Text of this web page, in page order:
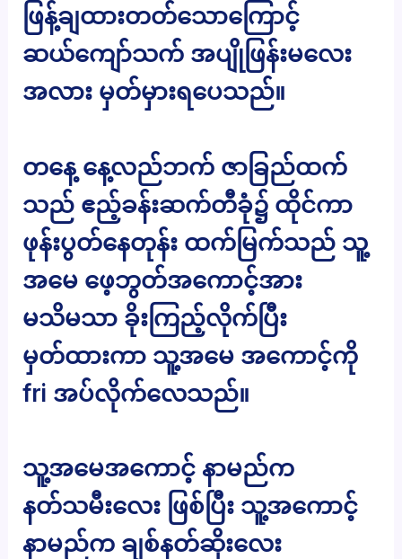
ဖြန့်ချထားတတ်သောကြောင့်
ဆယ်ကျော်သက် အပျိုဖြန်းမလေး
အလား မှတ်မှားရပေသည်။
တနေ့ နေ့လည်ဘက် ဇာခြည်ထက်
သည် ဧည့်ခန်းဆက်တီခုံ၌ ထိုင်ကာ
ဖုန်းပွတ်နေတုန်း ထက်မြက်သည် သူ့
အမေ ဖေ့ဘွတ်အကောင့်အား
မသိမသာ ခိုးကြည့်လိုက်ပြီး
မှတ်ထားကာ သူ့အမေ အကောင့်ကို
fri အပ်လိုက်လေသည်။
သူ့အမေအကောင့် နာမည်က
နတ်သမီးလေး ဖြစ်ပြီး သူ့အကောင့်
နာမည်က ချစ်နတ်ဆိုးလေး